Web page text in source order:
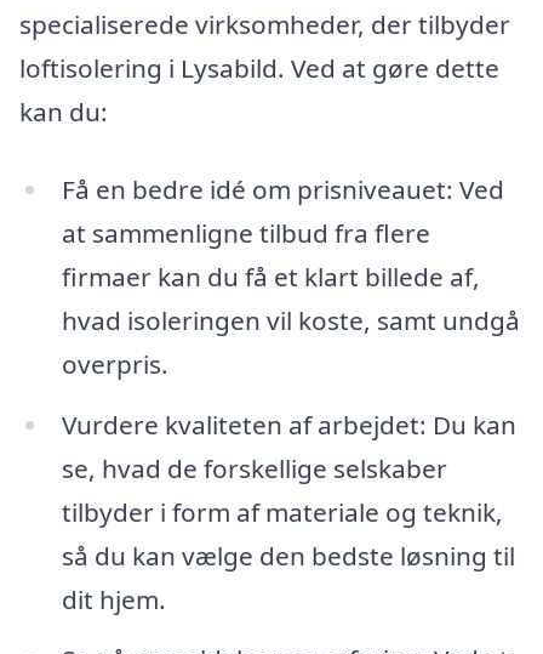
specialiserede virksomheder, der tilbyder
loftisolering i Lysabild. Ved at gøre dette
kan du:
Få en bedre idé om prisniveauet: Ved
at sammenligne tilbud fra flere
firmaer kan du få et klart billede af,
hvad isoleringen vil koste, samt undgå
overpris.
Vurdere kvaliteten af arbejdet: Du kan
se, hvad de forskellige selskaber
tilbyder i form af materiale og teknik,
så du kan vælge den bedste løsning til
dit hjem.